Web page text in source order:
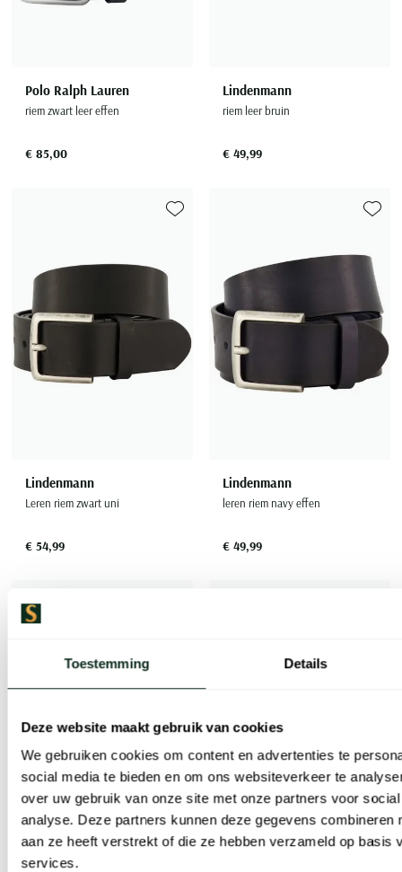
Toestemming Details
Deze website maakt gebruik van cookies
We gebruiken cookies om content en advertenties te
social media te bieden en om ons websiteverkeer te
over uw gebruik van onze site met onze partners voor
analyse. Deze partners kunnen deze gegevens combineren
aan ze heeft verstrekt of die ze hebben verzameld op basis
services.
Polo Ralph Lauren
riem zwart leer effen
€ 85,00
Lindenmann
riem leer bruin
€ 49,99
Lindenmann
Leren riem zwart uni
€ 54,99
Lindenmann
leren riem navy effen
€ 49,99